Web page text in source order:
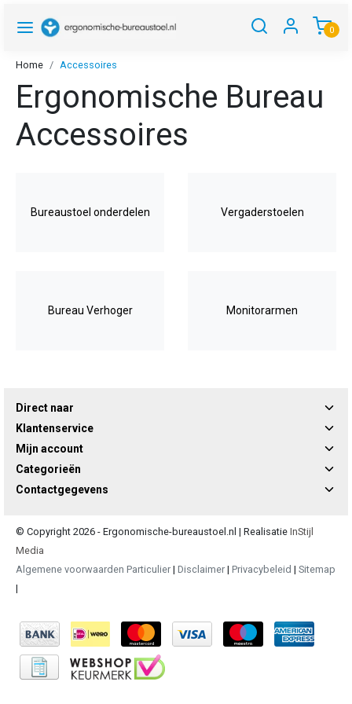
0
Home Accessoires
Ergonomische Bureau
Accessoires
Bureaustoel onderdelen Vergaderstoelen
Bureau Verhoger Monitorarmen
Direct naar
Klantenservice
Mijn account
Categorieën
Contactgegevens
© Copyright 2026 - Ergonomische-bureaustoel.nl | Realisatie InStijl
Media
Algemene voorwaarden Particulier | Disclaimer | Privacybeleid | Sitemap
|